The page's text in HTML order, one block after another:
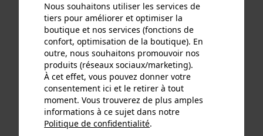
Kumpf Klimaflausch
chemise à manches courtes
CHF 16.90 *
Kumpf Active Light boxer
CHF 13.90 *
Nous souhaitons utiliser les services de
tiers pour améliorer et optimiser la
boutique et nos services (fonctions de
confort, optimisation de la boutique). En
outre, nous souhaitons promouvoir nos
produits (réseaux sociaux/marketing).
À cet effet, vous pouvez donner votre
consentement ici et le retirer à tout
moment. Vous trouverez de plus amples
informations à ce sujet dans notre
Politique de confidentialité.
partager